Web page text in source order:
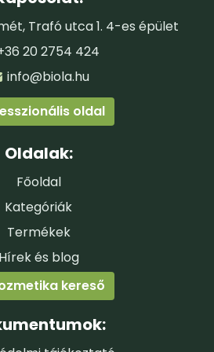
mezőgazdasági
Federation – Demeter
gazdálkodásból
HUNGÁRIA
Trafó utca 1. 4-es épület
20 2754 424
info@biola.hu
oldal
Oldalak:
Főoldal
Kategóriák
Termékek
Hírek és blog
kereső